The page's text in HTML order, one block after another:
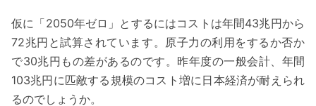
仮に「2050年ゼロ」とするにはコストは年間43兆円から
72兆円と試算されています。原子力の利用をするか否か
で30兆円もの差があるのです。昨年度の一般会計、年間
103兆円に匹敵する規模のコスト増に日本経済が耐えられ
るのでしょうか。